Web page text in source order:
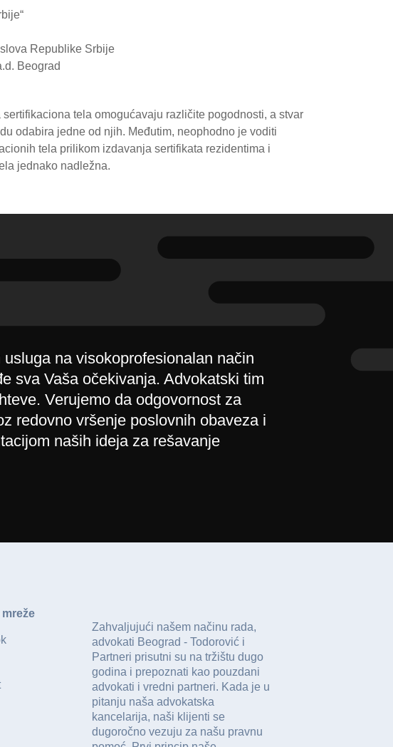
Republike Srbije
Beograd
tela omogućavaju različite pogodnosti, a stvar
odabira jedne od njih. Međutim, neophodno je voditi
tela prilikom izdavanja sertifikata rezidentima i
jednako nadležna.
na visokoprofesionalan način
sva Vaša očekivanja. Advokatski tim
Verujemo da odgovornost za
redovno vršenje poslovnih obaveza i
naših ideja za rešavanje
Zahvaljujući našem načinu rada,
advokati Beograd - Todorović i
Partneri prisutni su na tržištu dugo
godina i prepoznati kao pouzdani
advokati i vredni partneri. Kada je u
pitanju naša advokatska
kancelarija, naši klijenti se
dugoročno vezuju za našu pravnu